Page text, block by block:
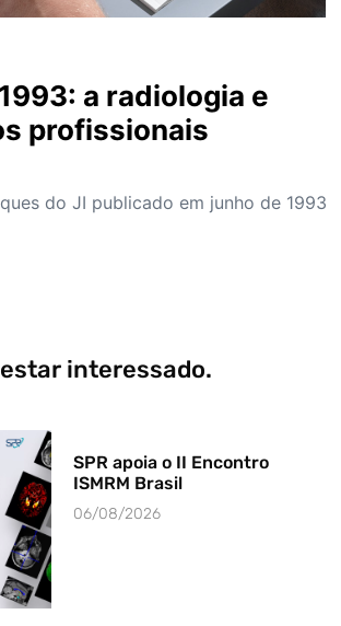
a radiologia e
profissionais
do JI publicado em junho de 1993
interessado.
SPR apoia o II Encontro
ISMRM Brasil
06/08/2026